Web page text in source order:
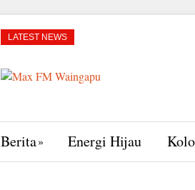
LATEST NEWS
Berita Energi Hijau